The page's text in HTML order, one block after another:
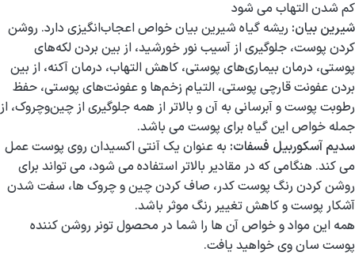
کم شدن التهاب می شود
شیرین بیان: ریشه گیاه شیرین بیان خواص اعجاب‌انگیزی دارد. روشن
کردن پوست، جلوگیری از آسیب نور خورشید، از بین بردن لکه‌های
پوستی، درمان بیماری‌های پوستی، کاهش التهاب، درمان آکنه، از بین
بردن عفونت قارچی پوستی، التیام زخم‌ها و عفونت‌های پوستی، حفظ
رطوبت پوست و آبرسانی به آن و بالاتر از همه جلوگیری از چین‌وچروک، از
جمله خواص این گیاه برای پوست می باشد.
سدیم آسکوربیل فسفات: به عنوان یک آنتی اکسیدان روی پوست عمل
می کند. هنگامی که در مقادیر بالاتر استفاده می شود، می تواند برای
روشن کردن رنگ پوست کدر، صاف کردن چین و چروک ها، سفت شدن
آشکار پوست و کاهش تغییر رنگ موثر باشد.
همه این مواد و خواص آن ها را شما در محصول تونر روشن کننده
پوست سان وی خواهید یافت.